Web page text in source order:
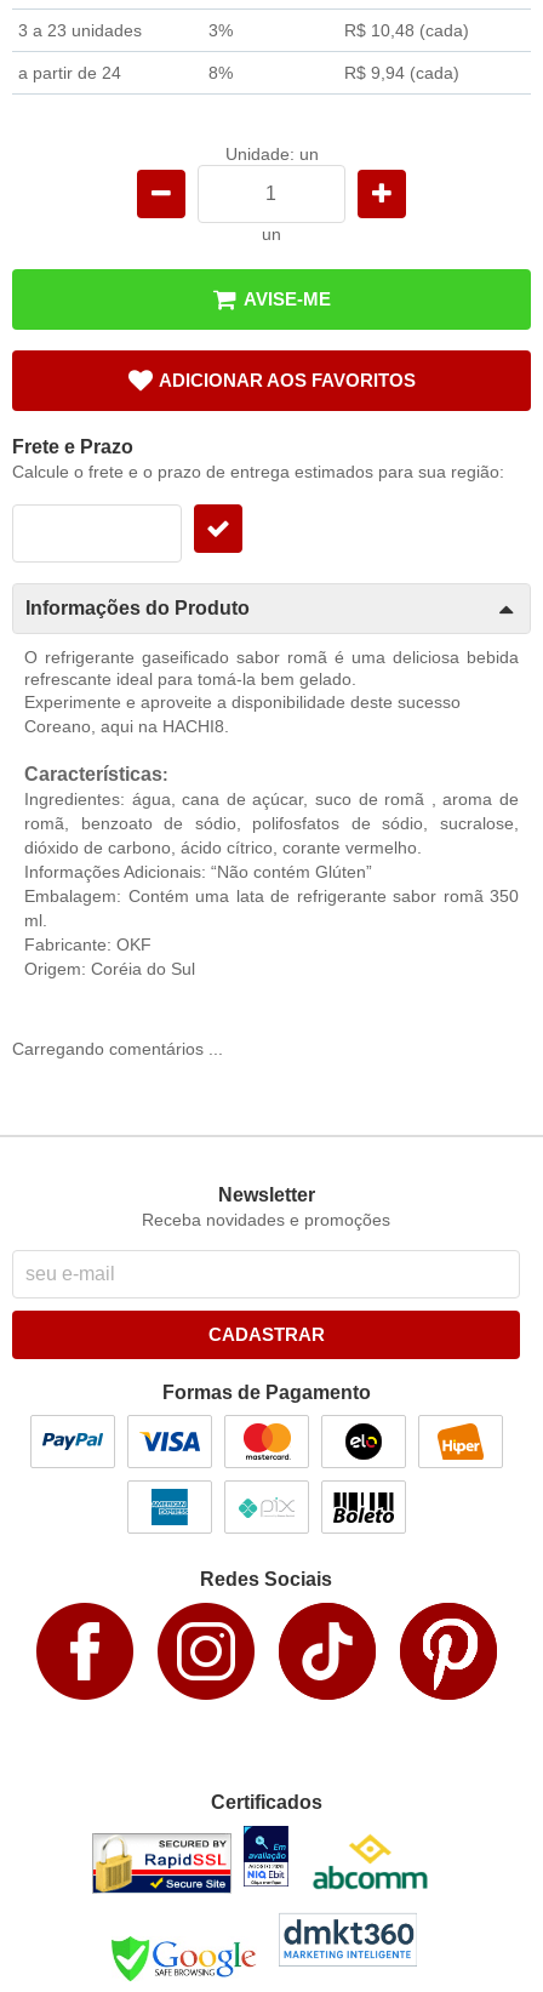
3 a 23 unidades 3% R$ 10,48 (cada)
a partir de 24 8% R$ 9,94 (cada)
Unidade: un
un
AVISE-ME
ADICIONAR AOS FAVORITOS
Frete e Prazo
Calcule o frete e o prazo de entrega estimados para sua região:
Informações do Produto
O refrigerante gaseificado sabor romã é uma deliciosa bebida
refrescante ideal para tomá-la bem gelado.
Experimente e aproveite a disponibilidade deste sucesso
Coreano, aqui na HACHI8.
Características:
Ingredientes: água, cana de açúcar, suco de romã , aroma de
romã, benzoato de sódio, polifosfatos de sódio, sucralose,
dióxido de carbono, ácido cítrico, corante vermelho.
Informações Adicionais: “Não contém Glúten”
Embalagem: Contém uma lata de refrigerante sabor romã 350
ml.
Fabricante: OKF
Origem: Coréia do Sul
Carregando comentários ...
Newsletter
Receba novidades e promoções
CADASTRAR
Formas de Pagamento
Redes Sociais
Certificados